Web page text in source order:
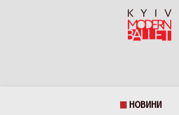
НОВИНИ